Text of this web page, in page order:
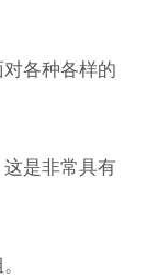
各种各样的
是非常具有